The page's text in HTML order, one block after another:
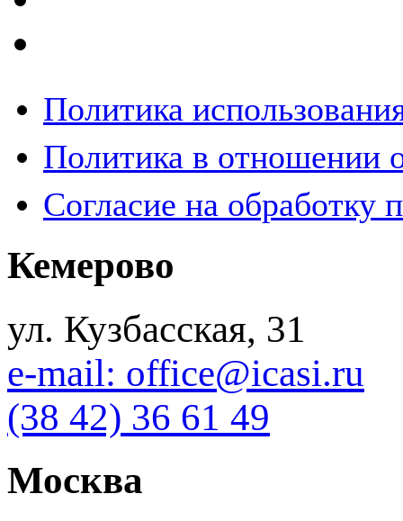
Политика
Политика в отношении
Согласие на обработку
Кемерово
ул. Кузбасская, 31
e-mail: office@icasi.ru
(38 42) 36 61 49
Москва